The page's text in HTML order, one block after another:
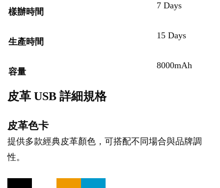
樣辦時間
7 Days
生產時間
15 Days
容量
8000mAh
皮革 USB 詳細規格
皮革色卡
提供多款經典皮革顏色，可搭配不同場合與品牌調
性。